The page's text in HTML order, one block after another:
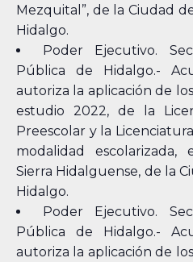
Mezquital”, de la Ciudad
Hidalgo.
Poder Ejecutivo.
Pública de Hidalgo.-
autoriza la aplicación de
estudio 2022, de la
Preescolar y la
modalidad escolarizada,
Sierra Hidalguense, de la
Hidalgo.
Poder Ejecutivo.
Pública de Hidalgo.-
autoriza la aplicación de